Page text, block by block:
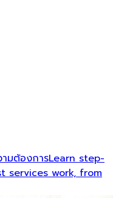
มต้องการLearn step-
services work, from